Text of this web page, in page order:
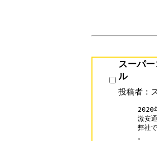
スーパ
ル
投稿者：
2020
激安
弊社
。